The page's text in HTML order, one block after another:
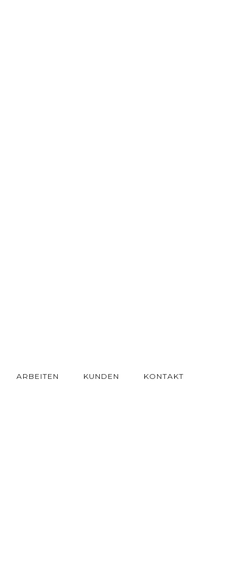
ARBEITEN KUNDEN KONTAKT